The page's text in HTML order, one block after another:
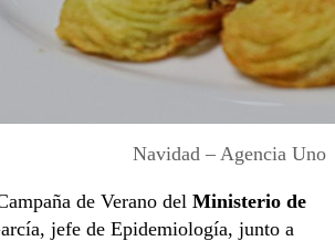
Navidad – Agencia Uno
de Verano del Ministerio de
jefe de Epidemiología, junto a